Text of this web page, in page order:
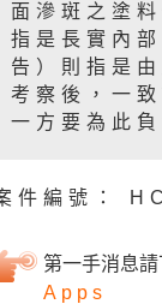
面滲斑之塗
指是長實內
告）則指是
考察後，一
一方要為此
件編號：
第一手消息
Apps